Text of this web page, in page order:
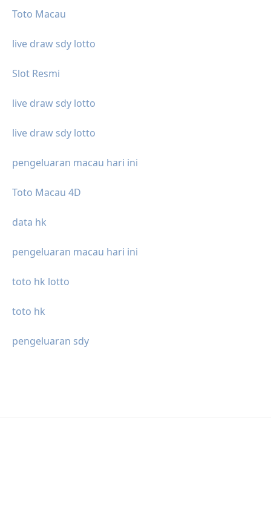
Toto Macau
live draw sdy lotto
Slot Resmi
live draw sdy lotto
live draw sdy lotto
pengeluaran macau hari ini
Toto Macau 4D
data hk
pengeluaran macau hari ini
toto hk lotto
toto hk
pengeluaran sdy